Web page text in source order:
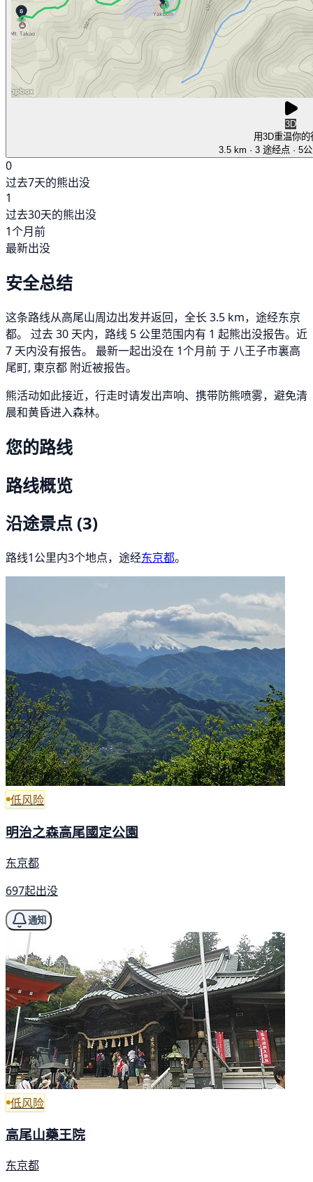
3D
用3D重温你的
3.5 km · 3 途经点 · 5
0
过去7天的熊出没
1
过去30天的熊出没
1个月前
最新出没
安全总结
这条路线从高尾山周边出发并返回，全长 3.5 km，途经东京
都。 过去 30 天内，路线 5 公里范围内有 1 起熊出没报告。近
7 天内没有报告。 最新一起出没在 1个月前 于 八王子市裏高
尾町, 東京都 附近被报告。
熊活动如此接近，行走时请发出声响、携带防熊喷雾，避免清
晨和黄昏进入森林。
您的路线
路线概览
沿途景点 (3)
路线1公里内3个地点，途经东京都。
低风险
明治之森高尾國定公園
东京都
697起出没
通知
低风险
高尾山藥王院
东京都